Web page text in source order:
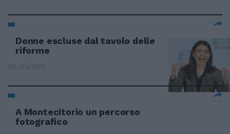
Donne escluse dal tavolo delle
riforme
26/02/2012
A Montecitorio un percorso
fotografico